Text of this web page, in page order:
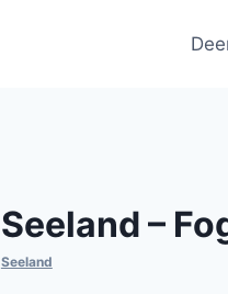
Seeland –
Seeland